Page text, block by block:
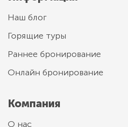
Наш блог
Горящие туры
Раннее бронирование
Онлайн бронирование
Компания
О нас